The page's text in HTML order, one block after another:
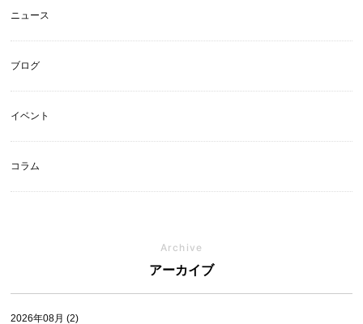
ニュース
ブログ
イベント
コラム
Archive
アーカイブ
2026年08月 (2)